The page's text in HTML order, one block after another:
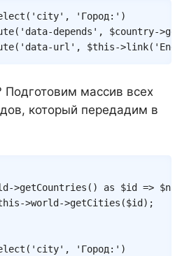
( 'city' , 'Город:' )
( 'data-depends' , $country->
( 'data-url' , $this->link(
Подготовим массив всех
который передадим в
->getCountries ( ) as $id =>
->world ->getCities ($id ) ;
( 'city' , 'Город:' )